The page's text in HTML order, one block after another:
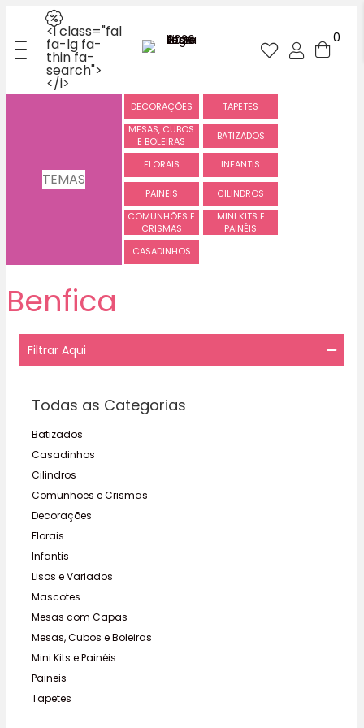
<i class="fal
fa-lg fa-
thin fa-
search">
</i>
0
TEMAS
DECORAÇÕES
TAPETES
MESAS, CUBOS
E BOLEIRAS
BATIZADOS
FLORAIS INFANTIS
PAINEIS
CILINDROS
COMUNHÕES E
CRISMAS
MINI KITS E
PAINÉIS
CASADINHOS
Benfica
Filtrar Aqui
Todas as Categorias
Batizados
Casadinhos
Cilindros
Comunhões e Crismas
Decorações
Florais
Infantis
Lisos e Variados
Mascotes
Mesas com Capas
Mesas, Cubos e Boleiras
Mini Kits e Painéis
Paineis
Tapetes